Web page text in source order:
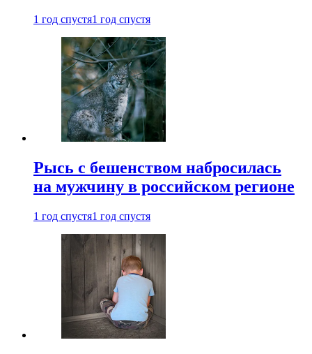
1 год спустя1 год спустя
Рысь с бешенством набросилась
на мужчину в российском регионе
1 год спустя1 год спустя